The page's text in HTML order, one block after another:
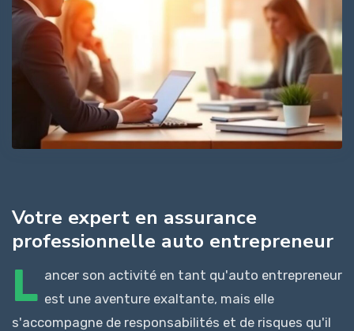
Votre expert en assurance
professionnelle auto entrepreneur
L ancer son activité en tant qu'auto entrepreneur
est une aventure exaltante, mais elle
s'accompagne de responsabilités et de risques qu'il